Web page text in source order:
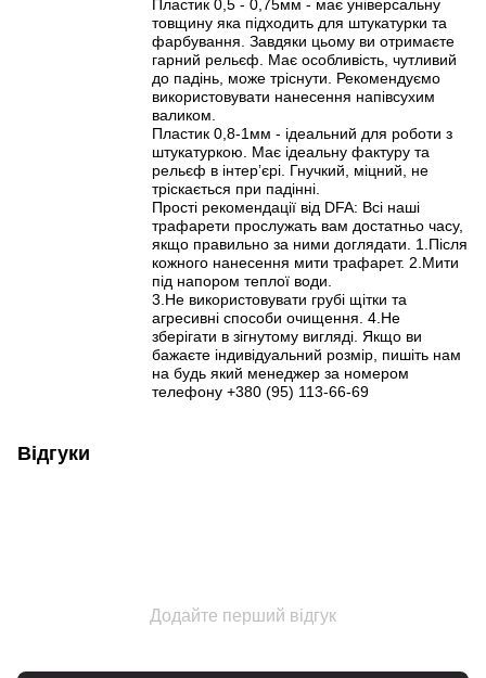
Пластик 0,5 - 0,75мм - має універсальну
товщину яка підходить для штукатурки та
фарбування. Завдяки цьому ви отримаєте
гарний рельєф. Має особливість, чутливий
до падінь, може тріснути. Рекомендуємо
використовувати нанесення напівсухим
валиком.
Пластик 0,8-1мм - ідеальний для роботи з
штукатуркою. Має ідеальну фактуру та
рельєф в інтерʼєрі. Гнучкий, міцний, не
тріскається при падінні.
Прості рекомендації від DFA: Всі наші
трафарети прослужать вам достатньо часу,
якщо правильно за ними доглядати. 1.Після
кожного нанесення мити трафарет. 2.Мити
під напором теплої води.
3.Не використовувати грубі щітки та
агресивні способи очищення. 4.Не
зберігати в зігнутому вигляді. Якщо ви
бажаєте індивідуальний розмір, пишіть нам
на будь який менеджер за номером
телефону +380 (95) 113-66-69
Відгуки
Додайте перший відгук